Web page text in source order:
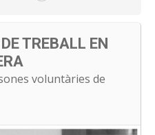
TREBALL EN
voluntàries de